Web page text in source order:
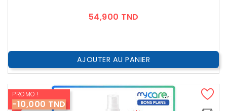
54,900 TND
AJOUTER AU PANIER
PROMO !
-10,000 TND